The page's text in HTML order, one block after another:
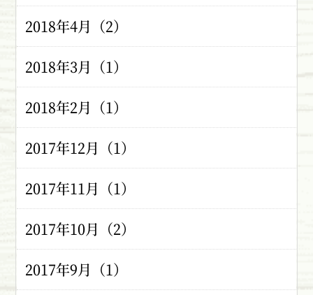
2018年4月（2）
2018年3月（1）
2018年2月（1）
2017年12月（1）
2017年11月（1）
2017年10月（2）
2017年9月（1）